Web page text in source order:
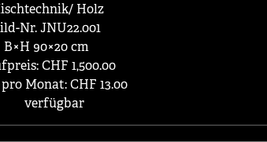
Holz
Nr. JNU22.001
B×H 90×20 cm
CHF 1,500.00
Monat: CHF 13.00
verfügbar